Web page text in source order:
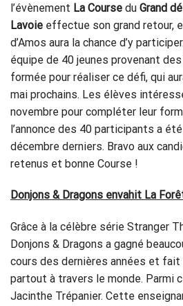
l’évènement La Course du Grand
Lavoie effectue son grand retour,
d’Amos aura la chance d’y
équipe de 40 jeunes provenant
formée pour réaliser ce défi, qui
mai prochains. Les élèves
novembre pour compléter leur
l’annonce des 40 participants a
décembre derniers. Bravo aux
retenus et bonne Course !
Donjons & Dragons envahit La
Grâce à la célèbre série Stranger
Donjons & Dragons a gagné
cours des dernières années et
partout à travers le monde. Parmi
Jacinthe Trépanier. Cette